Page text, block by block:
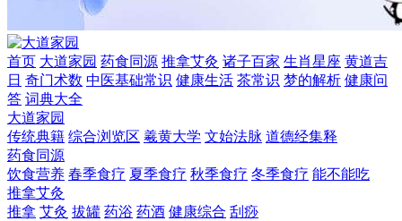
首页 大道家园 药食同源 推拿艾灸 诸子百家 生肖星座 黄道吉
日 奇门术数 中医基础常识 健康生活 茶常识 梦的解析 健康问
答 词典大全
大道家园
传统典籍 综合浏览区 羲黄大学 文始法脉 道德经集释
药食同源
饮食营养 春季食疗 夏季食疗 秋季食疗 冬季食疗 能不能吃
推拿艾灸
推拿 艾灸 拔罐 药浴 药酒 健康综合 刮痧